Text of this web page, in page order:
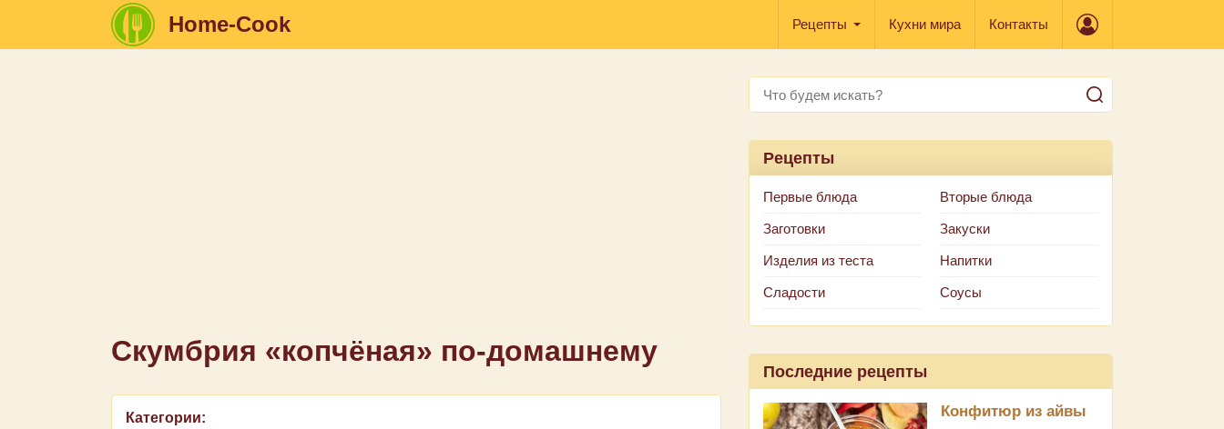
Home-Cook Рецепты Кухни мира Контакты
Скумбрия «копчёная» по-домашнему
Категории:
Рецепты
Первые блюда Вторые блюда
Заготовки Закуски
Изделия из теста Напитки
Сладости Соусы
Последние рецепты
Конфитюр из айвы